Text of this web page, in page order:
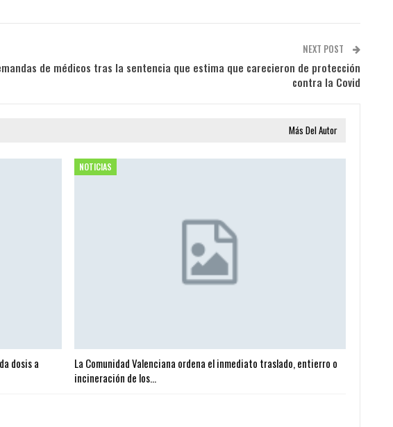
NEXT POST
de médicos tras la sentencia que estima que carecieron de protección
contra la Covid
Más Del Autor
dosis a
NOTICIAS
La Comunidad Valenciana ordena el inmediato traslado, entierro o
incineración de los…